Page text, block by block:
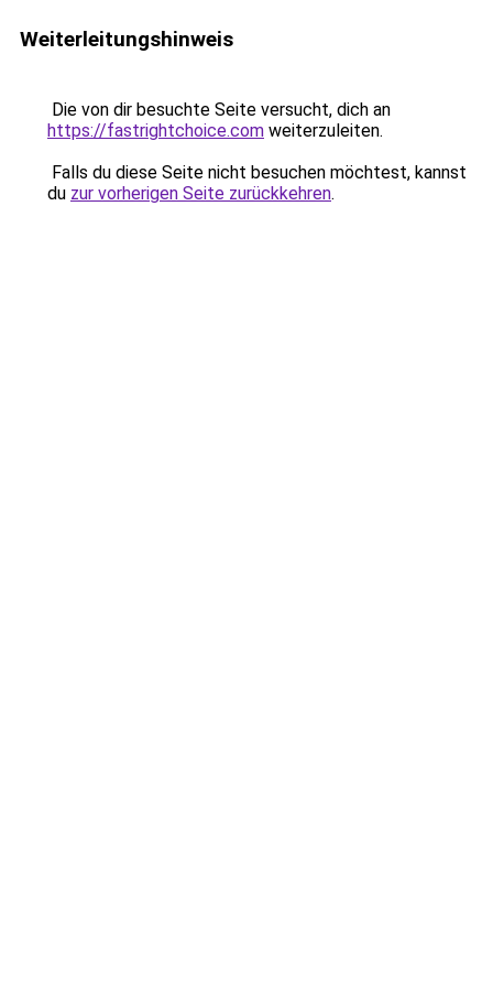
Weiterleitungshinweis
Die von dir besuchte Seite versucht, dich an
https://fastrightchoice.com weiterzuleiten.
Falls du diese Seite nicht besuchen möchtest, kannst
du zur vorherigen Seite zurückkehren.